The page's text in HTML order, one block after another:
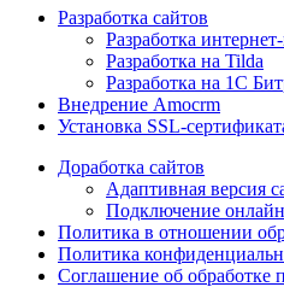
Разработка сайтов
Разработка
Разработка на Tilda
Разработка на 1С
Внедрение Amocrm
Установка SSL-
Доработка сайтов
Адаптивная версия
Подключение
Политика в отношении
Политика
Соглашение об обработке